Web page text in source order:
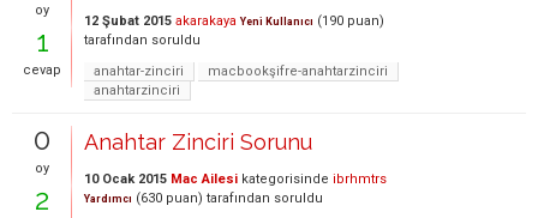
oy
1
cevap
12 Şubat 2015 akarakaya Yeni Kullanıcı (190 puan)
tarafından soruldu
anahtar-zinciri
macbookşifre-anahtarzinciri
anahtarzinciri
0
oy
2
Anahtar Zinciri Sorunu
10 Ocak 2015 Mac Ailesi kategorisinde ibrhmtrs
Yardımcı (630 puan) tarafından soruldu